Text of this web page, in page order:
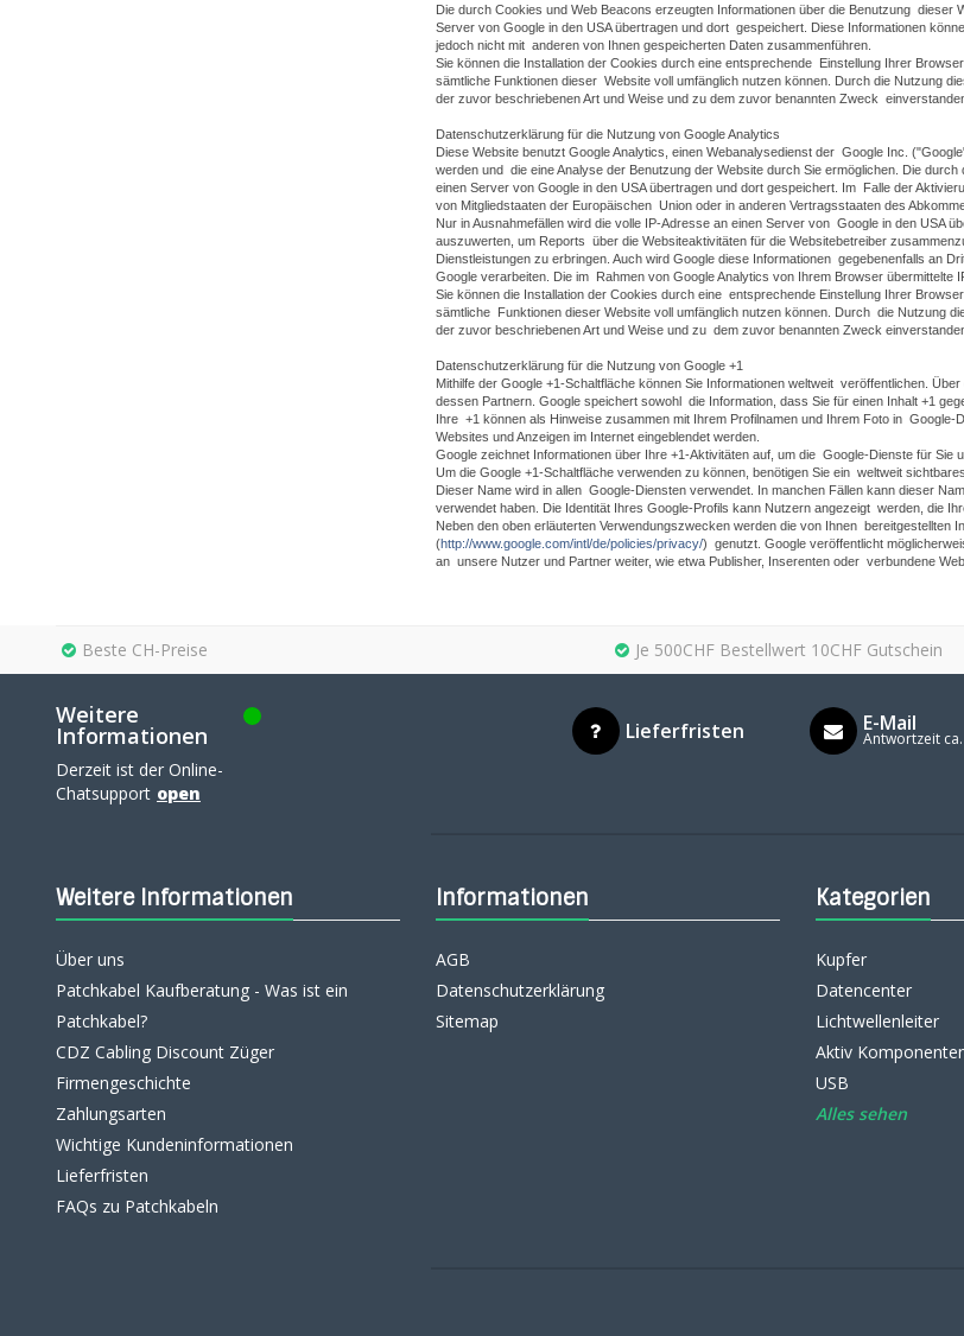
Die durch Cookies und Web Beacons erzeugten Informationen über die Benutzung
Server von Google in den USA übertragen und dort gespeichert. Diese Informationen
jedoch nicht mit anderen von Ihnen gespeicherten Daten zusammenführen.
Sie können die Installation der Cookies durch eine entsprechende Einstellung Ihrer
sämtliche Funktionen dieser Website voll umfänglich nutzen können. Durch die Nutzung
der zuvor beschriebenen Art und Weise und zu dem zuvor benannten Zweck
Datenschutzerklärung für die Nutzung von Google Analytics
Diese Website benutzt Google Analytics, einen Webanalysedienst der Google Inc.
werden und die eine Analyse der Benutzung der Website durch Sie ermöglichen. Die
einen Server von Google in den USA übertragen und dort gespeichert. Im Falle der
von Mitgliedstaaten der Europäischen Union oder in anderen Vertragsstaaten des
Nur in Ausnahmefällen wird die volle IP-Adresse an einen Server von Google in den USA
auszuwerten, um Reports über die Websiteaktivitäten für die Websitebetreiber
Dienstleistungen zu erbringen. Auch wird Google diese Informationen gegebenenfalls an
Google verarbeiten. Die im Rahmen von Google Analytics von Ihrem Browser
Sie können die Installation der Cookies durch eine entsprechende Einstellung Ihrer
sämtliche Funktionen dieser Website voll umfänglich nutzen können. Durch die Nutzung
der zuvor beschriebenen Art und Weise und zu dem zuvor benannten Zweck
Datenschutzerklärung für die Nutzung von Google +1
Mithilfe der Google +1-Schaltfläche können Sie Informationen weltweit veröffentlichen.
dessen Partnern. Google speichert sowohl die Information, dass Sie für einen Inhalt +1
Ihre +1 können als Hinweise zusammen mit Ihrem Profilnamen und Ihrem Foto in
Websites und Anzeigen im Internet eingeblendet werden.
Google zeichnet Informationen über Ihre +1-Aktivitäten auf, um die Google-Dienste für Sie
Um die Google +1-Schaltfläche verwenden zu können, benötigen Sie ein weltweit
Dieser Name wird in allen Google-Diensten verwendet. In manchen Fällen kann dieser
verwendet haben. Die Identität Ihres Google-Profils kann Nutzern angezeigt werden, die
Neben den oben erläuterten Verwendungszwecken werden die von Ihnen
(http://www.google.com/intl/de/policies/privacy/) genutzt. Google veröffentlicht
an unsere Nutzer und Partner weiter, wie etwa Publisher, Inserenten oder verbundene
Beste CH-Preise Je 500CHF Bestellwert 10CHF Gutschein
Weitere
Informationen
Derzeit ist der Online-
Chatsupport open
Lieferfristen E-Mail
Antwortzeit
Weitere Informationen
Über uns
Patchkabel Kaufberatung - Was ist ein
Patchkabel?
CDZ Cabling Discount Züger
Firmengeschichte
Zahlungsarten
Wichtige Kundeninformationen
Lieferfristen
FAQs zu Patchkabeln
Informationen
AGB
Datenschutzerklärung
Sitemap
Kategorien
Kupfer
Datencenter
Lichtwellenleiter
Aktiv
USB
Alles sehen